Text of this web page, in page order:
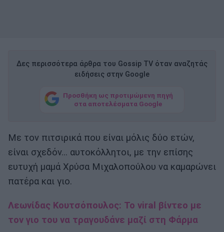
Δες περισσότερα άρθρα του Gossip TV όταν αναζητάς
ειδήσεις στην Google
Προσθήκη ως προτιμώμενη πηγή
στα αποτελέσματα Google
Με τον πιτσιρικά που είναι μόλις δύο ετών,
είναι σχεδόν... αυτοκόλλητοι, με την επίσης
ευτυχή μαμά Χρύσα Μιχαλοπούλου να καμαρώνει
πατέρα και γιο.
Λεωνίδας Κουτσόπουλος: Το viral βίντεο με
τον γιο του να τραγουδάνε μαζί στη Φάρμα